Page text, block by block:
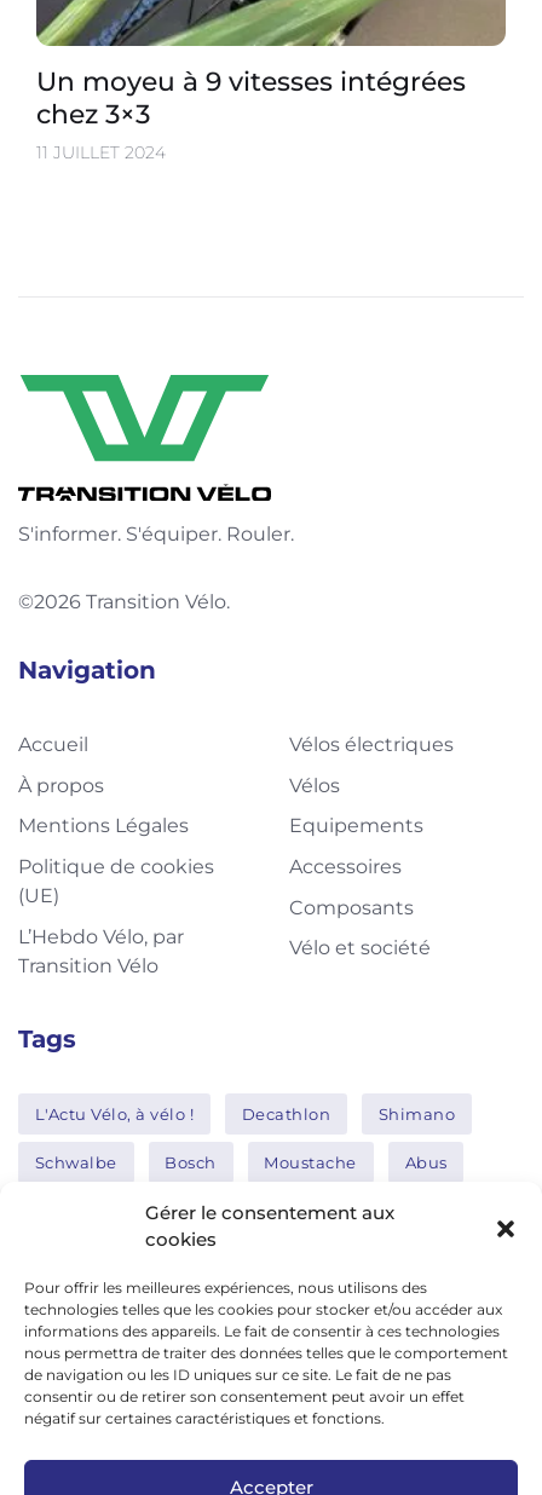
Gérer le consentement aux
cookies
Pour offrir les meilleures expériences, nous utilisons des
technologies telles que les cookies pour stocker et/ou accéder aux
informations des appareils. Le fait de consentir à ces technologies
nous permettra de traiter des données telles que le comportement
de navigation ou les ID uniques sur ce site. Le fait de ne pas
consentir ou de retirer son consentement peut avoir un effet
négatif sur certaines caractéristiques et fonctions.
Accepter
Un moyeu à 9 vitesses intégrées
chez 3×3
11 JUILLET 2024
S'informer. S'équiper. Rouler.
©2026 Transition Vélo.
Navigation
Accueil
À propos
Mentions Légales
Politique de cookies
(UE)
L’Hebdo Vélo, par
Transition Vélo
Vélos électriques
Vélos
Equipements
Accessoires
Composants
Vélo et société
Tags
L'Actu Vélo, à vélo ! Decathlon Shimano
Schwalbe Bosch Moustache Abus
Thule Nakamura
Réseaux sociaux
google news
facebook
twitter